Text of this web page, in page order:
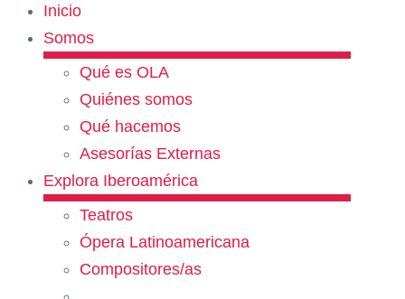
Inicio
Somos
Qué es OLA
Quiénes somos
Qué hacemos
Asesorías Externas
Explora Iberoamérica
Teatros
Ópera Latinoamericana
Compositores/as